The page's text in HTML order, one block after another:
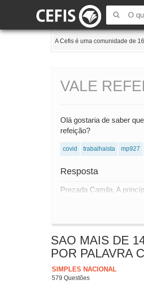
A Cefis é uma comunidade de
VALE
Olá gostaria de saber
refeição?
covid trabalhaista mp927
Resposta
Prezada Camila, A
SAO MAIS DE
POR PALAVRA
SIMPLES NACIONAL
579 Questões